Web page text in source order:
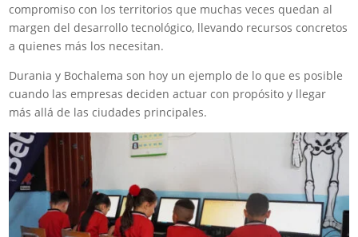
compromiso con los territorios que muchas veces quedan al
margen del desarrollo tecnológico, llevando recursos concretos
a quienes más los necesitan.
Durania y Bochalema son hoy un ejemplo de lo que es posible
cuando las empresas deciden actuar con propósito y llegar
más allá de las ciudades principales.